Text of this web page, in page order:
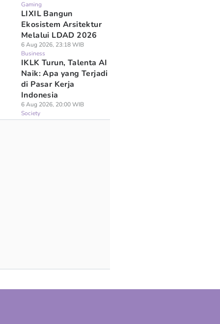
Gaming
LIXIL Bangun
Ekosistem Arsitektur
Melalui LDAD 2026
6 Aug 2026, 23:18 WIB
Business
IKLK Turun, Talenta AI
Naik: Apa yang Terjadi
di Pasar Kerja
Indonesia
6 Aug 2026, 20:00 WIB
Society